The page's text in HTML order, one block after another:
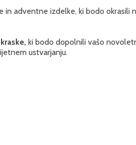
in adventne izdelke, ki bodo okrasili
ki bodo dopolnili vašo
ustvarjanju.